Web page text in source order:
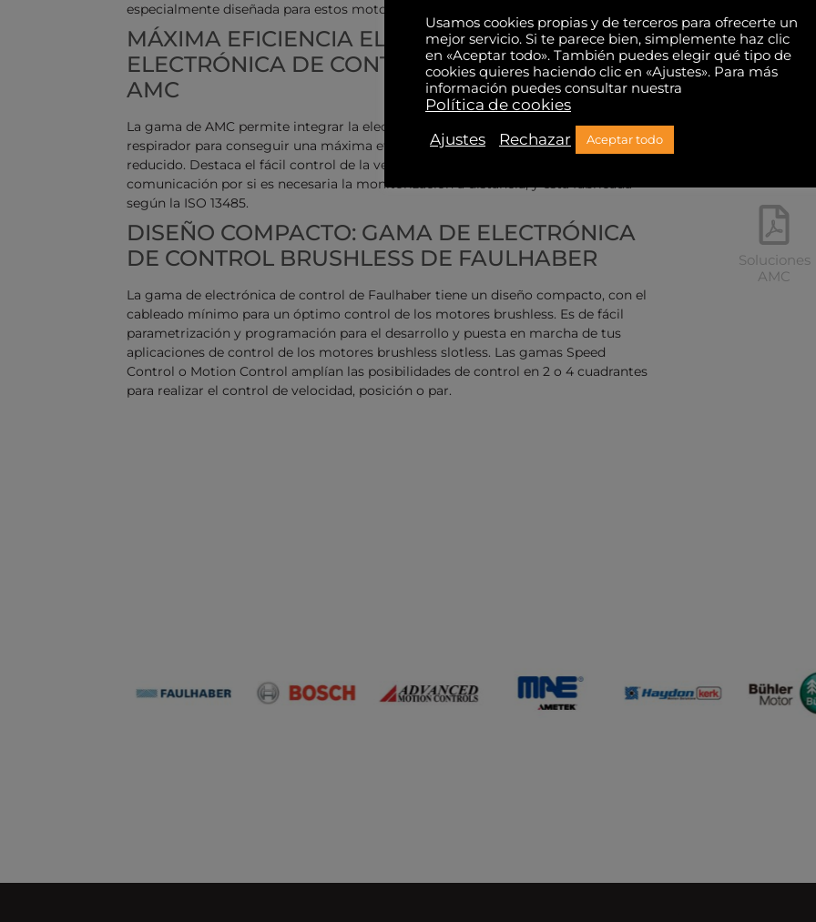
especialmente diseñada para estos motores, entre otros componentes.
MÁXIMA EFICIENCIA ELÉCTRICA: GAMA DE
ELECTRÓNICA DE CONTROL BRUSHLESS DE
AMC
La gama de AMC permite integrar la electrónica de control del motor en la del
respirador para conseguir una máxima eficiencia eléctrica y un tamaño muy
reducido. Destaca el fácil control de la velocidad del motor y la opción de bus de
comunicación por si es necesaria la monitorización a distancia, y está fabricada
según la ISO 13485.
DISEÑO COMPACTO: GAMA DE ELECTRÓNICA
DE CONTROL BRUSHLESS DE FAULHABER
La gama de electrónica de control de Faulhaber tiene un diseño compacto, con el
cableado mínimo para un óptimo control de los motores brushless. Es de fácil
parametrización y programación para el desarrollo y puesta en marcha de tus
aplicaciones de control de los motores brushless slotless. Las gamas Speed
Control o Motion Control amplían las posibilidades de control en 2 o 4 cuadrantes
para realizar el control de velocidad, posición o par.
Soluciones
AMC
Usamos cookies propias y de terceros para ofrecerte un
mejor servicio. Si te parece bien, simplemente haz clic
en «Aceptar todo». También puedes elegir qué tipo de
cookies quieres haciendo clic en «Ajustes». Para más
información puedes consultar nuestra
Política de cookies
Ajustes
Rechazar Aceptar todo